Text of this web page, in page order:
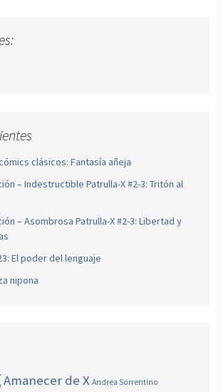
clásicos: Fantasía añeja
– Indestructible Patrulla-X #2-3: Tritón al
– Asombrosa Patrulla-X #2-3: Libertad y
El poder del lenguaje
nipona
Amanecer de X Andrea Sorrentino